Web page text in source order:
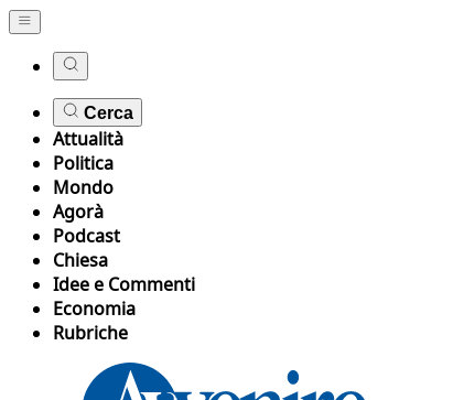
Cerca
Attualità
Politica
Mondo
Agorà
Podcast
Chiesa
Idee e Commenti
Economia
Rubriche